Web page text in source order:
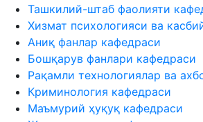
Ташкилий-штаб фаолияти
Хизмат психологияси ва
Аниқ фанлар кафедраси
Бошқарув фанлари кафедраси
Рақамли технологиялар ва
Криминология кафедраси
Маъмурий ҳуқуқ кафедраси